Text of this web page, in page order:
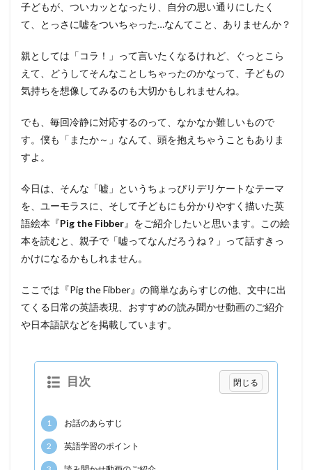
子どもが、ついカッとなったり、自分の思い通りにしたく
て、とっさに嘘をついちゃった…なんてこと、ありませんか？
親としては「コラ！」って言いたくなるけれど、ぐっとこら
えて、どうしてそんなことしちゃったのかなって、子どもの
気持ちを想像してみるのも大切かもしれませんね。
でも、毎回冷静に対応するのって、なかなか難しいもので
す。僕も「またか～」なんて、頭を抱えちゃうこともありま
すよ。
今日は、そんな「嘘」というちょっぴりデリケートなテーマ
を、ユーモラスに、そして子どもにも分かりやすく描いた英
語絵本『Pig the Fibber』をご紹介したいと思います。この絵
本を読むと、親子で「嘘ってなんだろうね？」って話すきっ
かけになるかもしれません。
ここでは『Pig the Fibber』の簡単なあらすじの他、文中に出
てくる日常の英語表現、おすすめの読み聞かせ動画のご紹介
や日本語訳などを掲載しています。
目次
1 お話のあらすじ
2 英語学習のポイント